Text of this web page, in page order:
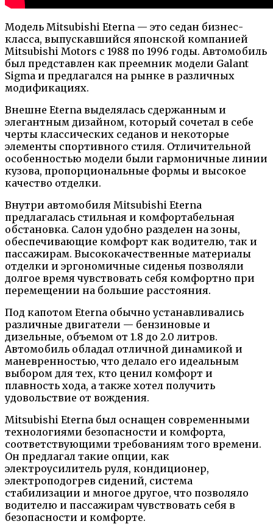
Модель Mitsubishi Eterna — это седан бизнес-
класса, выпускавшийся японской компанией
Mitsubishi Motors с 1988 по 1996 годы. Автомобиль
был представлен как преемник модели Galant
Sigma и предлагался на рынке в различных
модификациях.
Внешне Eterna выделялась сдержанным и
элегантным дизайном, который сочетал в себе
черты классических седанов и некоторые
элементы спортивного стиля. Отличительной
особенностью модели были гармоничные линии
кузова, пропорциональные формы и высокое
качество отделки.
Внутри автомобиля Mitsubishi Eterna
предлагалась стильная и комфортабельная
обстановка. Салон удобно разделен на зоны,
обеспечивающие комфорт как водителю, так и
пассажирам. Высококачественные материалы
отделки и эргономичные сиденья позволяли
долгое время чувствовать себя комфортно при
перемещении на большие расстояния.
Под капотом Eterna обычно устанавливались
различные двигатели — бензиновые и
дизельные, объемом от 1.8 до 2.0 литров.
Автомобиль обладал отличной динамикой и
маневренностью, что делало его идеальным
выбором для тех, кто ценил комфорт и
плавность хода, а также хотел получить
удовольствие от вождения.
Mitsubishi Eterna был оснащен современными
технологиями безопасности и комфорта,
соответствующими требованиям того времени.
Он предлагал такие опции, как
электроусилитель руля, кондиционер,
электроподогрев сидений, система
стабилизации и многое другое, что позволяло
водителю и пассажирам чувствовать себя в
безопасности и комфорте.